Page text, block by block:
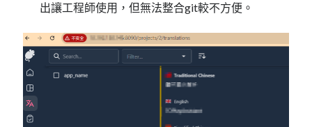
出讓工程師使用，但無法整合git較不方便。